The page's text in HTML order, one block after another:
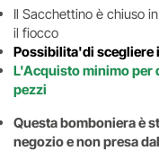
Il Sacchettino è chiuso
il fiocco
Possibilita'di scegliere
L'Acquisto minimo per
pezzi
Questa bomboniera è
negozio e non presa